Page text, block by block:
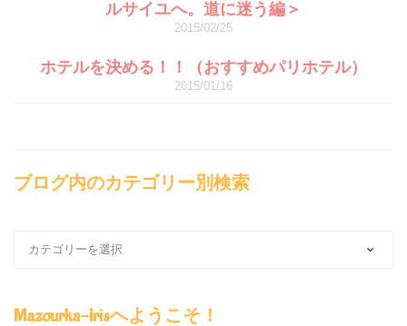
ルサイユへ。道に迷う編＞
2015/02/25
ホテルを決める！！（おすすめパリホテル）
2015/01/16
ブログ内のカテゴリー別検索
の
Mazourka-Irisへようこそ！